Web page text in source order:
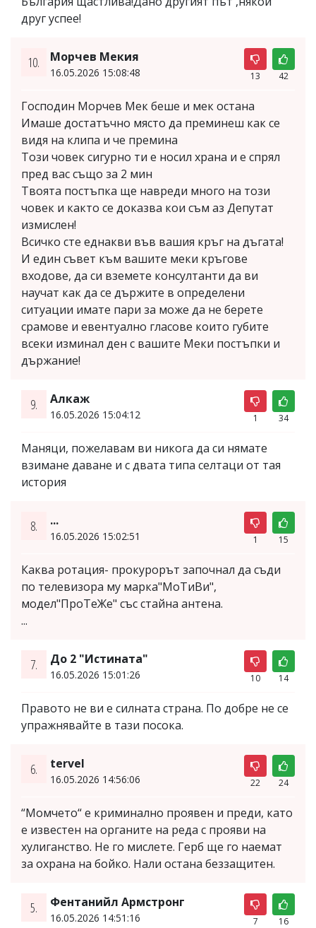
друг успее!
10. Морчев Мекия
16.05.2026 15:08:48 13 42
Господин Морчев Мек беше и мек остана
Имаше достатъчно място да преминеш как се
видя на клипа и че премина
Този човек сигурно ти е носил храна и е спрял
пред вас също за 2 мин
Твоята постъпка ще навреди много на този
човек и както се доказва кои съм аз Депутат
измислен!
Всичко сте еднакви във вашия кръг на дъгата!
И един съвет към вашите меки кръгове
входове, да си вземете консултанти да ви
научат как да се държите в определени
ситуации имате пари за може да не берете
срамове и евентуално гласове които губите
всеки изминал ден с вашите Меки постъпки и
държание!
9. Алкаж
16.05.2026 15:04:12 1 34
Маняци, пожелавам ви никога да си нямате
взимане даване и с двата типа селтаци от тая
история
8. ...
16.05.2026 15:02:51 1 15
Каква ротация- прокурорът започнал да съди
по телевизора му марка"МоТиВи",
модел"ПроТеЖе" със стайна антена.
...
7. До 2 "Истината"
16.05.2026 15:01:26 10 14
Правото не ви е силната страна. По добре не се
упражнявайте в тази посока.
6. tervel
16.05.2026 14:56:06 22 24
“Момчето“ е криминално проявен и преди, като
е известен на органите на реда с прояви на
хулиганство. Не го мислете. Герб ще го наемат
за охрана на бойко. Нали остана беззащитен.
5. Фентанийл Армстронг
16.05.2026 14:51:16 7 16